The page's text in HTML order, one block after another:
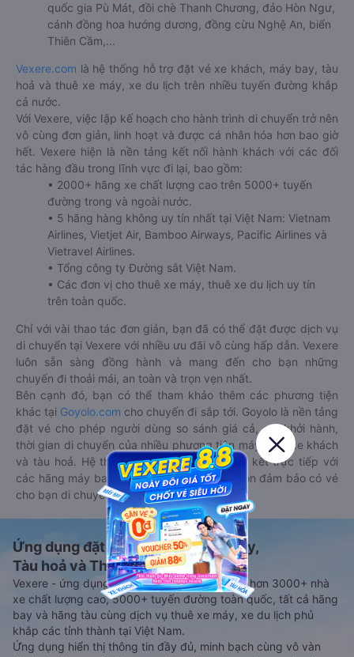
quốc gia Pù Mát, đồi chè Thanh Chương, đảo Hòn Ngư,
cánh đồng hoa hướng dương, đồng cừu Nghệ An, biển
Thiên Cầm,...
Vexere.com là hệ thống hỗ trợ đặt vé xe khách, máy bay, tàu
hoả và thuê xe máy, xe du lịch trên nhiều tuyến đường khắp
cả nước.
Với Vexere, việc lập kế hoạch cho hành trình di chuyển trở nên
vô cùng đơn giản, linh hoạt và được cá nhân hóa hơn bao giờ
hết. Vexere hiện là nền tảng kết nối hành khách với các đối
tác hàng đầu trong lĩnh vực đi lại, bao gồm:
• 2000+ hãng xe chất lượng cao trên 5000+ tuyến
đường trong và ngoài nước.
• 5 hãng hàng không uy tín nhất tại Việt Nam: Vietnam
Airlines, Vietjet Air, Bamboo Airways, Pacific Airlines và
Vietravel Airlines.
• Tổng công ty Đường sắt Việt Nam.
• Các đơn vị cho thuê xe máy, thuê xe du lịch uy tín
trên toàn quốc.
Chỉ với vài thao tác đơn giản, bạn đã có thể đặt được dịch vụ
di chuyển tại Vexere với nhiều ưu đãi vô cùng hấp dẫn. Vexere
luôn sẵn sàng đồng hành và mang đến cho bạn những
chuyến đi thoải mái, an toàn và trọn vẹn nhất.
Bên cạnh đó, bạn có thể tham khảo thêm các phương tiện
khác tại Goyolo.com cho chuyến đi sắp tới. Goyolo là nền tảng
đặt vé cho phép người dùng so sánh giá cả, giờ khởi hành,
thời gian di chuyển của nhiều phương tiện máy bay, xe khách
và tàu hoả. Hệ thống của Goyolo được liên kết trực tiếp với
các hãng máy bay, xe khách và tàu hoả, luôn đảm bảo có vé
cho bạn di chuyển.
Ứng dụng đặt vé Xe khách, Máy bay,
Tàu hoả và Thuê xe
Vexere - ứng dụng đặt vé đa phương tiện với hơn 3000+ nhà
xe chất lượng cao, 5000+ tuyến đường toàn quốc, tất cả hãng
bay và hãng tàu cùng dịch vụ thuê xe máy, xe du lịch phủ
khắp các tỉnh thành tại Việt Nam.
Ứng dụng hiển thị thông tin đầy đủ, minh bạch cùng vô vàn